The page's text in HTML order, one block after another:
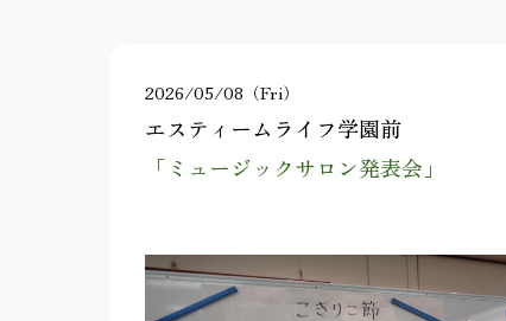
2026/05/08（Fri）
エスティームライフ学園前
「ミュージックサロン発表会」